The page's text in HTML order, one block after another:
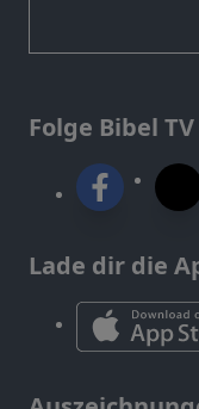
Folge Bibel
Lade dir die